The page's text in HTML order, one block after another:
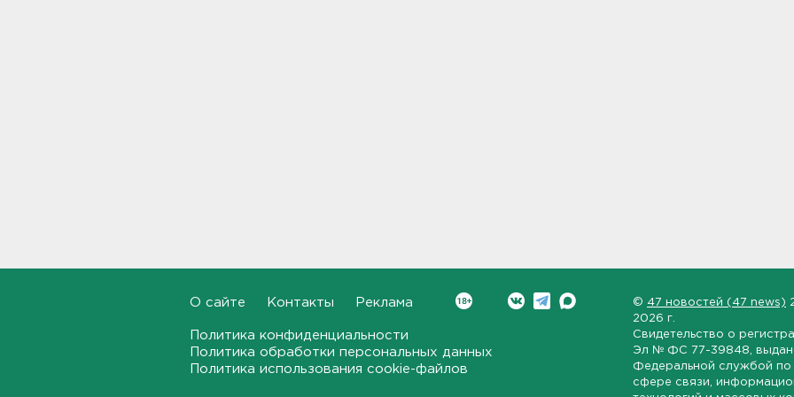
Ученые пришли к выводу, что
дача или проживание рядом с
парком спасает от этой
О сайте Контакты Реклама
Политика конфиденциальности
Политика обработки персональных данных
Политика использования cookie-файлов
© 47 новостей (47 news)
2026 г.
Свидетельство о
Эл № ФС 77-39848 ,
Федеральной службой по
сфере связи,